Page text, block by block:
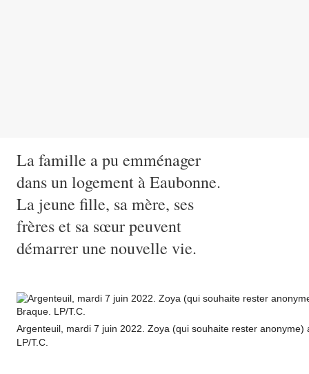
La famille a pu emménager
dans un logement à Eaubonne.
La jeune fille, sa mère, ses
frères et sa sœur peuvent
démarrer une nouvelle vie.
Argenteuil, mardi 7 juin 2022. Zoya (qui souhaite rester
LP/T.C.